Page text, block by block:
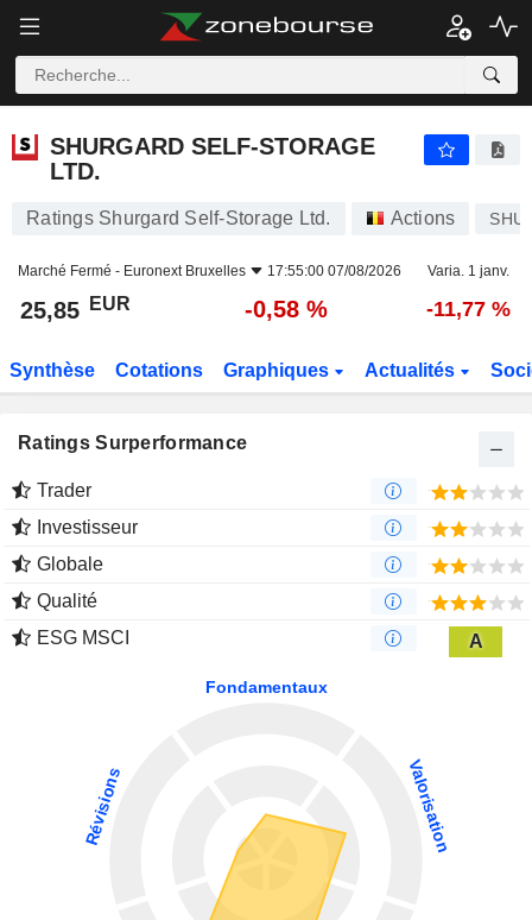
SHURGARD SELF-STORAGE
LTD.
Ratings Shurgard Self-Storage Ltd. Actions
Marché Fermé - Euronext Bruxelles 17:55:00 07/08/2026 Varia. 1 janv.
25,85 EUR -0,58 % -11,77 %
Synthèse Cotations Graphiques Actualités
Ratings Surperformance
Trader
Investisseur
Globale
Qualité
ESG MSCI
A